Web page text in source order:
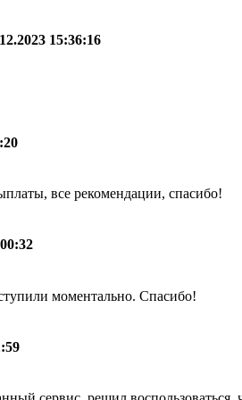
15:36:16
все рекомендации, спасибо!
моментально. Спасибо!